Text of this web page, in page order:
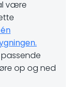
være
op og ned